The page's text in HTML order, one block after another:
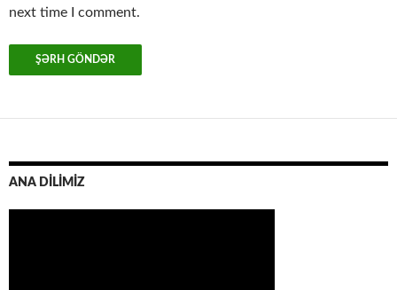
next time I comment.
ANA DİLİMİZ